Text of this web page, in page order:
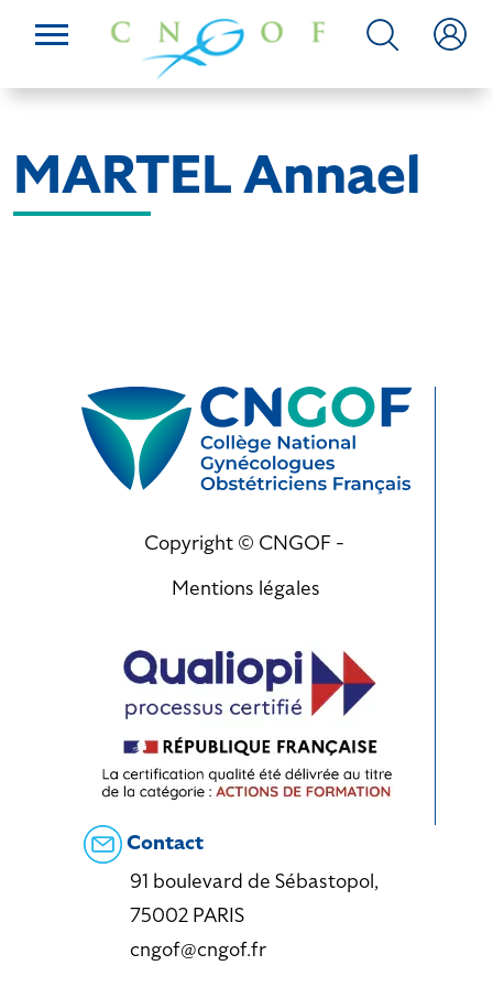
MARTEL Annael
Copyright © CNGOF -
Mentions légales
Contact
91 boulevard de Sébastopol,
75002 PARIS
cngof@cngof.fr